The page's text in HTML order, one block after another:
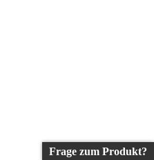
Frage zum Produkt?